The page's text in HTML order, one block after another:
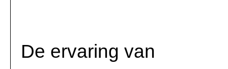
De ervaring van